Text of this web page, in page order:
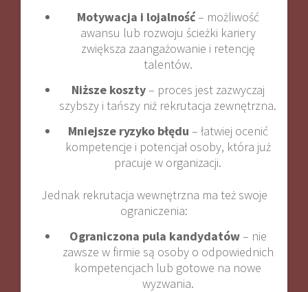
Motywacja i lojalność– możliwość
awansu lub rozwoju ścieżki kariery
zwiększa zaangażowanie i retencję
talentów.
Niższe koszty– proces jest zazwyczaj
szybszy i tańszy niż rekrutacja zewnętrzna.
Mniejsze ryzyko błędu – łatwiej ocenić
kompetencje i potencjał osoby, która już
pracuje w organizacji.
Jednak rekrutacja wewnętrzna ma też swoje
ograniczenia:
Ograniczona pula kandydatów– nie
zawsze w firmie są osoby o odpowiednich
kompetencjach lub gotowe na nowe
wyzwania.